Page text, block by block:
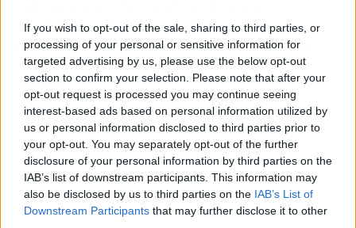
If you wish to opt-out of the sale, sharing to third parties, or
processing of your personal or sensitive information for
targeted advertising by us, please use the below opt-out
section to confirm your selection. Please note that after your
opt-out request is processed you may continue seeing
interest-based ads based on personal information utilized by
us or personal information disclosed to third parties prior to
your opt-out. You may separately opt-out of the further
disclosure of your personal information by third parties on the
IAB’s list of downstream participants. This information may
also be disclosed by us to third parties on the IAB’s List of
Downstream Participants that may further disclose it to other
originalidad del plato, ya que se solicita la
interpretación de recetas de toda la vida con
una visión actual así como el sabor, texturas y
aromas.